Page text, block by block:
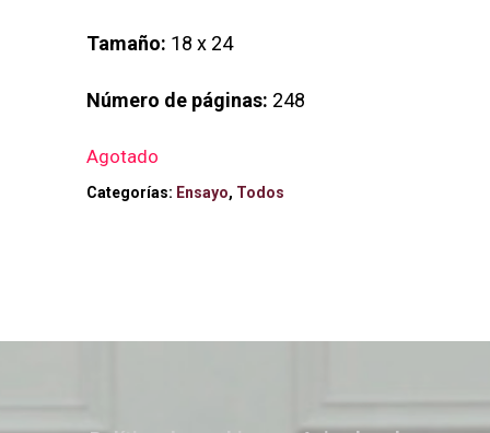
Tamaño: 18 x 24
Número de páginas: 248
Agotado
Categorías: Ensayo, Todos